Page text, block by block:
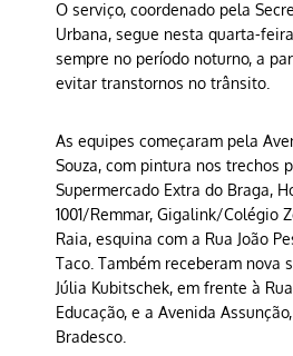
O serviço, coordenado pela
Urbana, segue nesta quarta-
sempre no período noturno, a
evitar transtornos no trânsito.
As equipes começaram pela
Souza, com pintura nos trechos
Supermercado Extra do Braga,
1001/Remmar, Gigalink/Colégio
Raia, esquina com a Rua João
Taco. Também receberam nova
Júlia Kubitschek, em frente à
Educação, e a Avenida
Bradesco.